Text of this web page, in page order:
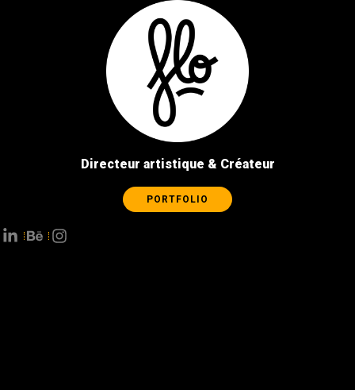
Directeur artistique & Créateur
PORTFOLIO